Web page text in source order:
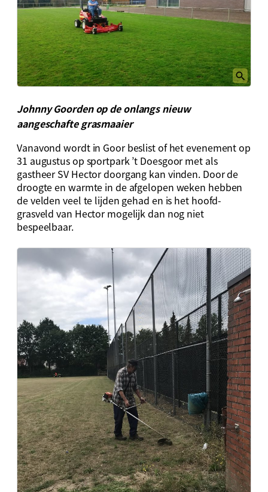
Johnny Goorden op de onlangs nieuw
aangeschafte grasmaaier
Vanavond wordt in Goor beslist of het evenement op
31 augustus op sportpark ’t Doesgoor met als
gastheer SV Hector doorgang kan vinden. Door de
droogte en warmte in de afgelopen weken hebben
de velden veel te lijden gehad en is het hoofd-
grasveld van Hector mogelijk dan nog niet
bespeelbaar.